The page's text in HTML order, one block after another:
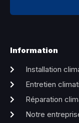
Information
Installation
Entretien
Réparation
Notre